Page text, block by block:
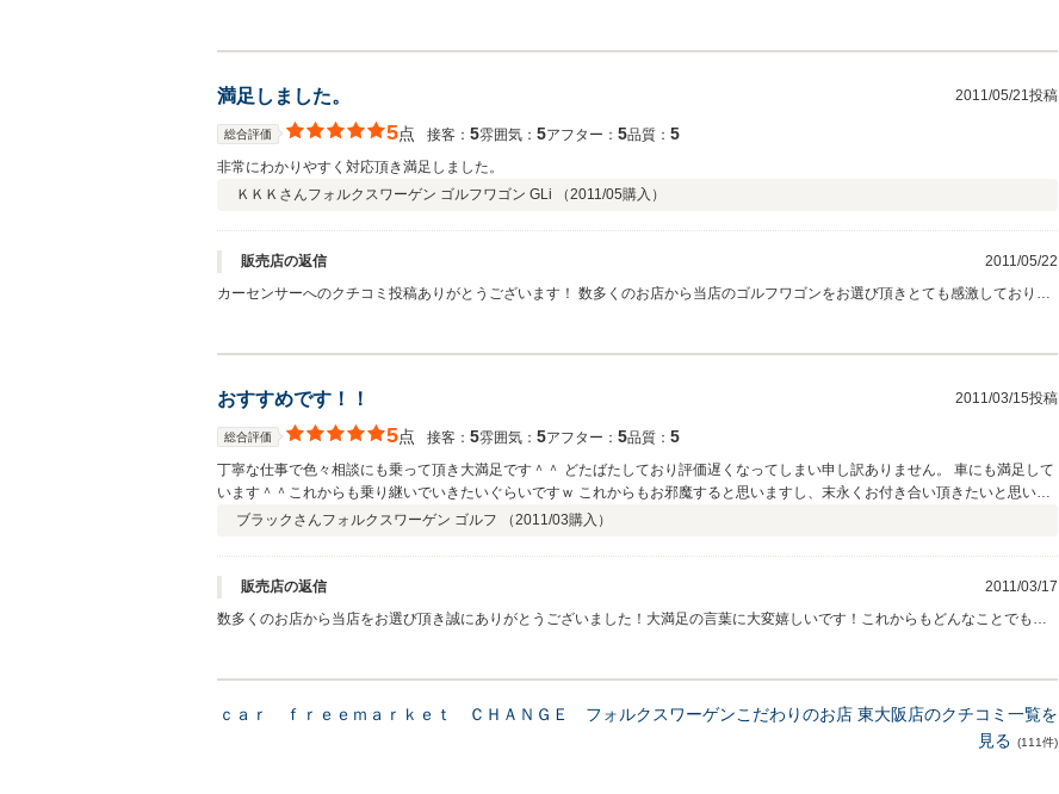
満足しました。 2011/05/21投稿
総合評価 5点 接客： 5雰囲気： 5アフター： 5品質： 5
非常にわかりやすく対応頂き満足しました。
ＫＫＫさんフォルクスワーゲン ゴルフワゴン GLi （2011/05購入）
販売店の返信
2011/05/22
カーセンサーへのクチコミ投稿ありがとうございます！ 数多くのお店から当店のゴルフワゴンをお選び頂きとても感激しておりま
おすすめです！！ 2011/03/15投稿
総合評価 5点 接客： 5雰囲気： 5アフター： 5品質： 5
丁寧な仕事で色々相談にも乗って頂き大満足です＾＾ どたばたしており評価遅くなってしまい申し訳ありません。 車にも満足して
います＾＾これからも乗り継いでいきたいぐらいですｗ これからもお邪魔すると思いますし、末永くお付き合い頂きたいと思いま
す＾＾ みなさん本当におすすめです！！
ブラックさんフォルクスワーゲン ゴルフ （2011/03購入）
販売店の返信
2011/03/17
数多くのお店から当店をお選び頂き誠にありがとうございました！大満足の言葉に大変嬉しいです！これからもどんなことでもご
ｃａｒ ｆｒｅｅｍａｒｋｅｔ ＣＨＡＮＧＥ フォルクスワーゲンこだわりのお店 東大阪店のクチコミ一覧を
見る (111件)